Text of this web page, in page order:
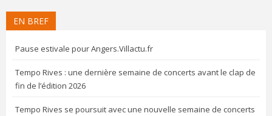
EN BREF
Pause estivale pour Angers.Villactu.fr
Tempo Rives : une dernière semaine de concerts avant le clap de
fin de l’édition 2026
Tempo Rives se poursuit avec une nouvelle semaine de concerts